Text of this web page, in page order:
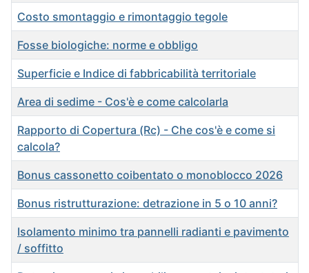
Costo smontaggio e rimontaggio tegole
Fosse biologiche: norme e obbligo
Superficie e Indice di fabbricabilità territoriale
Area di sedime - Cos'è e come calcolarla
Rapporto di Copertura (Rc) - Che cos'è e come si
calcola?
Bonus cassonetto coibentato o monoblocco 2026
Bonus ristrutturazione: detrazione in 5 o 10 anni?
Isolamento minimo tra pannelli radianti e pavimento
/ soffitto